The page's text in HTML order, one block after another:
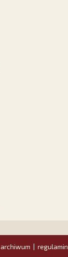
archiwum regulamin